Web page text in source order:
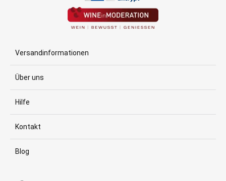
Versandinformationen
Über uns
Hilfe
Kontakt
Blog